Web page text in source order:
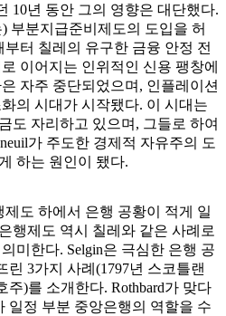
10년 동안 그의 영향은 대단했다.
부분지급준비제도의 도입을 허
터 칠레의 유구한 금융 안정 전
이어지는 인위적인 신용 팽창에
자주 중단되었으며, 인플레이션
의 시대가 시작됐다. 이 시대는
도 자리하고 있으며, 그들로 하여
가 주도한 경제적 자유주의 도
하는 원인이 됐다.
도 하에서 은행 공황이 적게 일
행제도 역시 칠레와 같은 사례로
미한다. Selgin은 극심한 은행 공
3가지 사례(1797년 스코틀랜
주)를 소개한다. Rothbard가 맞다
일정 부분 중앙은행의 역할을 수